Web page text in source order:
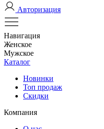
Авторизация
Навигация
Женское
Мужское
Каталог
Новинки
Топ продаж
Скидки
Компания